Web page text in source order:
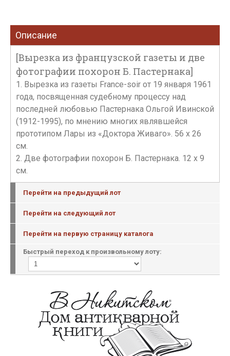
Описание
[Вырезка из французской газеты и две
фотографии похорон Б. Пастернака]
1. Вырезка из газеты France-soir от 19 января 1961
года, посвященная судебному процессу над
последней любовью Пастернака Ольгой Ивинской
(1912-1995), по мнению многих являвшейся
прототипом Лары из «Доктора Живаго». 56 х 26
см.
2. Две фотографии похорон Б. Пастернака. 12 х 9
см.
Перейти на предыдущий лот
Перейти на следующий лот
Перейти на первую страницу каталога
Быстрый переход к произвольному лоту: